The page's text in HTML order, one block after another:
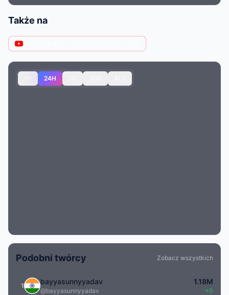
Także na
24H
Podobni twórcy Zobacz wszystkich
1 bayyasunnyyadav
@bayyasunnyyadav
1.18M
+0